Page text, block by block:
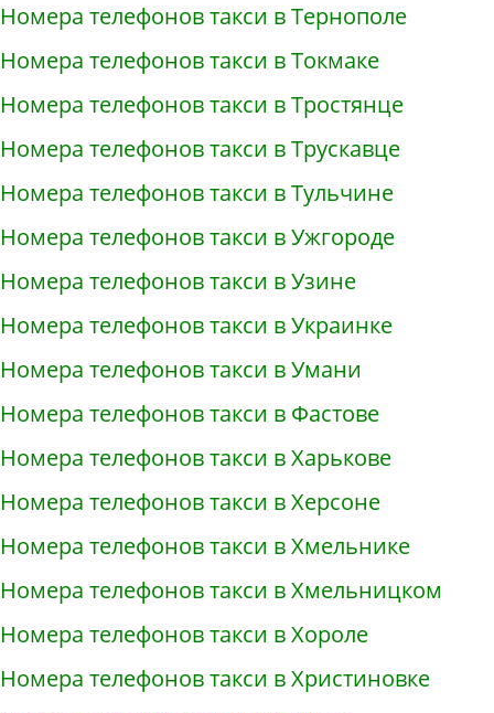
Номера телефонов такси в Тернополе
Номера телефонов такси в Токмаке
Номера телефонов такси в Тростянце
Номера телефонов такси в Трускавце
Номера телефонов такси в Тульчине
Номера телефонов такси в Ужгороде
Номера телефонов такси в Узине
Номера телефонов такси в Украинке
Номера телефонов такси в Умани
Номера телефонов такси в Фастове
Номера телефонов такси в Харькове
Номера телефонов такси в Херсоне
Номера телефонов такси в Хмельнике
Номера телефонов такси в Хмельницком
Номера телефонов такси в Хороле
Номера телефонов такси в Христиновке